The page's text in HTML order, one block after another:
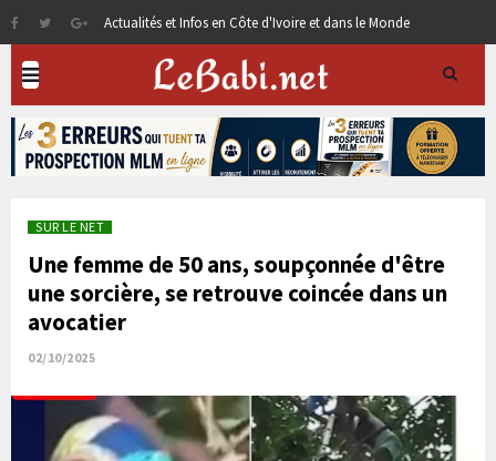
Actualités et Infos en Côte d'Ivoire et dans le Monde
SUR LE NET
Une femme de 50 ans, soupçonnée d'être
une sorcière, se retrouve coincée dans un
avocatier
02/10/2025